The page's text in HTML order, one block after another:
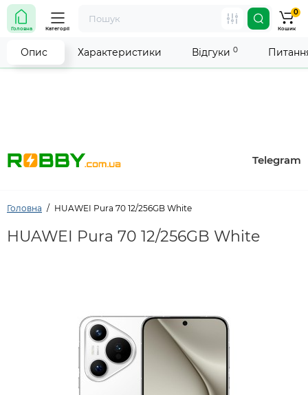
Увага! Роботу магазину тимчасово припинено. Ми
робимо все можливе, щоб відновити прийом
замовлень якнайшвидше.
Telegram
Головна Категорії
0
Кошик
Головна HUAWEI Pura 70 12/256GB White
HUAWEI Pura 70 12/256GB White
Опис Характеристики Відгуки 0